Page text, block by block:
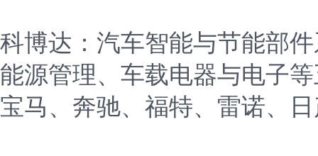
科博达：汽车智能与节能部
能源管理、车载电器与电子
宝马、奔驰、福特、雷诺、